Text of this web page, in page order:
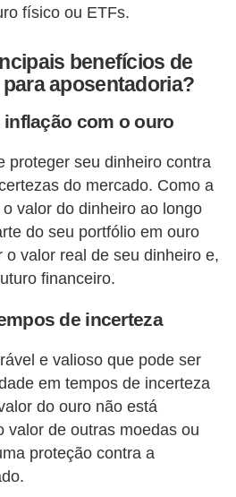
físico ou ETFs.
benefícios de
aposentadoria?
com o ouro
proteger seu dinheiro contra
do mercado. Como a
valor do dinheiro ao longo
do seu portfólio em ouro
o valor real de seu dinheiro e,
financeiro.
de incerteza
e valioso que pode ser
em tempos de incerteza
do ouro não está
valor de outras moedas ou
proteção contra a